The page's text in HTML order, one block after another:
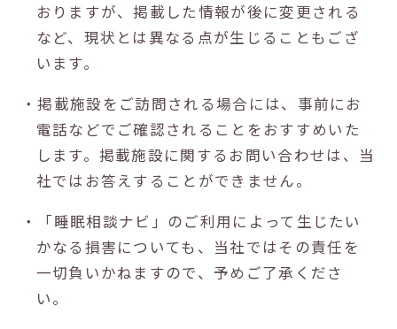
おりますが、掲載した情報が後に変更される
など、現状とは異なる点が生じることもござ
います。
・掲載施設をご訪問される場合には、事前にお
電話などでご確認されることをおすすめいた
します。掲載施設に関するお問い合わせは、当
社ではお答えすることができません。
・「睡眠相談ナビ」のご利用によって生じたい
かなる損害についても、当社ではその責任を
一切負いかねますので、予めご了承くださ
い。